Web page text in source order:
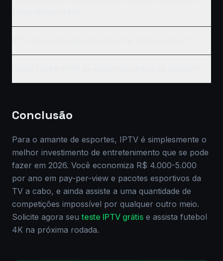
Conclusão
Para o amante de esportes, IPTV é simplesmente o
melhor investimento de entretenimento que se pode
fazer em 2026. Você economiza R$ 4.000-5.000
por ano em pay-per-view e pacotes esportivos da
TV a cabo, e ainda assiste a uma quantidade de
competições impossível por qualquer outro meio.
Solicite agora seuteste IPTV grátis e assista futebol
4K na próxima rodada.